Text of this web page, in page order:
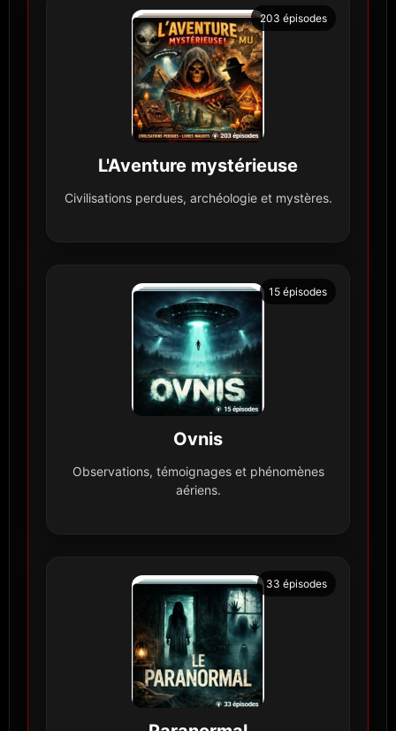
203 épisodes
L'Aventure mystérieuse
Civilisations perdues, archéologie et mystères.
15 épisodes
Ovnis
Observations, témoignages et phénomènes
aériens.
33 épisodes